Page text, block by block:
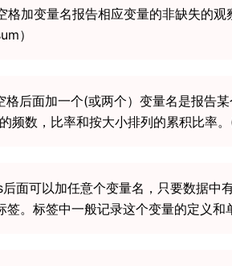
格加变量名报告相应变量的非缺失的观
）
格后面加一个(或两个）变量名是报告
频数，比率和按大小排列的累积比率
面可以加任意个变量名，只要数据中
签。标签中一般记录这个变量的定义